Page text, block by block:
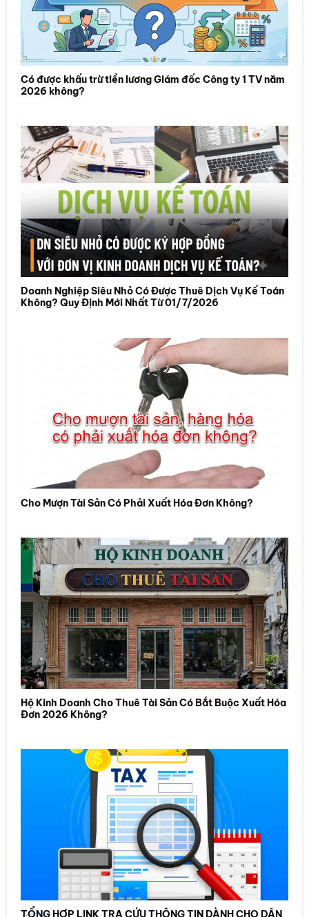
Có được khấu trừ tiền lương Giám đốc Công ty 1 TV năm
2026 không?
Doanh Nghiệp Siêu Nhỏ Có Được Thuê Dịch Vụ Kế Toán
Không? Quy Định Mới Nhất Từ 01/7/2026
Cho Mượn Tài Sản Có Phải Xuất Hóa Đơn Không?
Hộ Kinh Doanh Cho Thuê Tài Sản Có Bắt Buộc Xuất Hóa
Đơn 2026 Không?
TỔNG HỢP LINK TRA CỨU THÔNG TIN DÀNH CHO DÂN